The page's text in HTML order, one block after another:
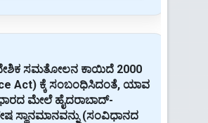
ಸಮತೋಲನ ಕಾಯಿದೆ 2000
Act) ಕ್ಕೆ ಸಂಬಂಧಿಸಿದಂತೆ, ಯಾವ
ಮೇಲೆ ಹೈದರಾಬಾದ್-
ಸ್ಥಾನಮಾನವನ್ನು (ಸಂವಿಧಾನದ